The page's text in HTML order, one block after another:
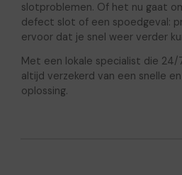
slotproblemen. Of het nu gaat
defect slot of een spoedgeval:
ervoor dat je snel weer verder
Met een lokale specialist die 24/
altijd verzekerd van een snelle
oplossing.